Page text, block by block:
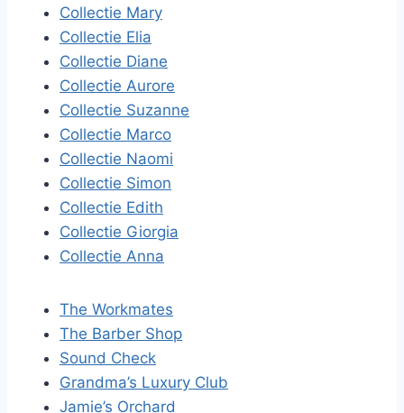
Collectie Mary
Collectie Elia
Collectie Diane
Collectie Aurore
Collectie Suzanne
Collectie Marco
Collectie Naomi
Collectie Simon
Collectie Edith
Collectie Giorgia
Collectie Anna
The Workmates
The Barber Shop
Sound Check
Grandma’s Luxury Club
Jamie’s Orchard